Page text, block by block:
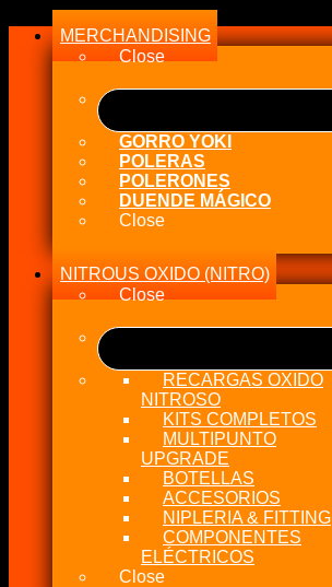
MERCHANDISING
Close
GORRO YOKI
POLERAS
POLERONES
DUENDE MÁGICO
Close
NITROUS OXIDO (NITRO)
Close
RECARGAS OXIDO
NITROSO
KITS COMPLETOS
MULTIPUNTO
UPGRADE
BOTELLAS
ACCESORIOS
NIPLERIA & FITTING
COMPONENTES
ELÉCTRICOS
Close